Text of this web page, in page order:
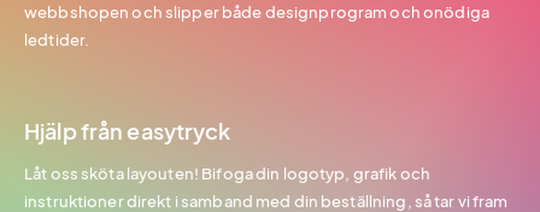
webbshopen och slipper både designprogram och onödiga
ledtider.
Hjälp från easytryck
Låt oss sköta layouten! Bifoga din logotyp, grafik och
instruktioner direkt i samband med din beställning, så tar vi fram